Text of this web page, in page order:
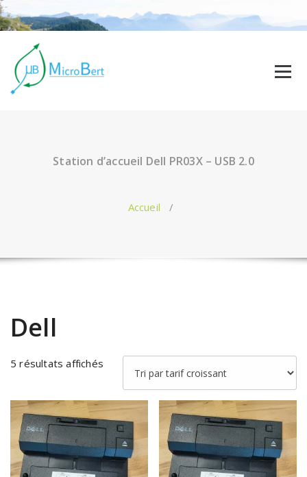
Aller
au
contenu
Station d’accueil Dell PR03X – USB 2.0
Accueil /
Dell
5 résultats affichés